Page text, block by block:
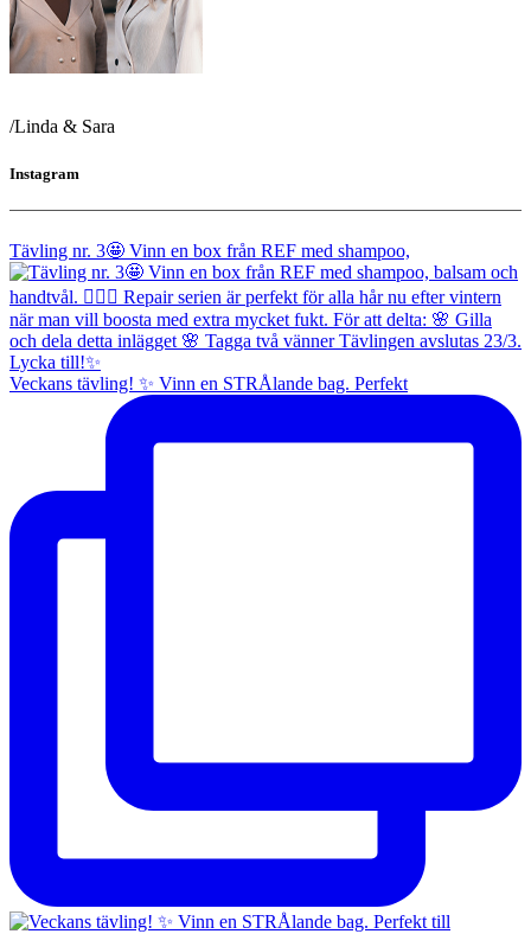
/Linda & Sara
Instagram
Tävling nr. 3🤩 Vinn en box från REF med shampoo,
Veckans tävling! ✨ Vinn en STRÅlande bag. Perfekt